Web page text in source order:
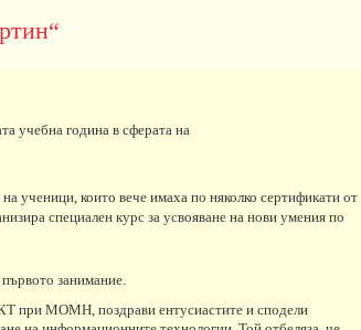
учебна година в сферата на
ученици, които вече имаха по няколко сертификати от
специален курс за усвояване на нови умения по
занимание.
при МОМН, поздрави ентусиастите и сподели